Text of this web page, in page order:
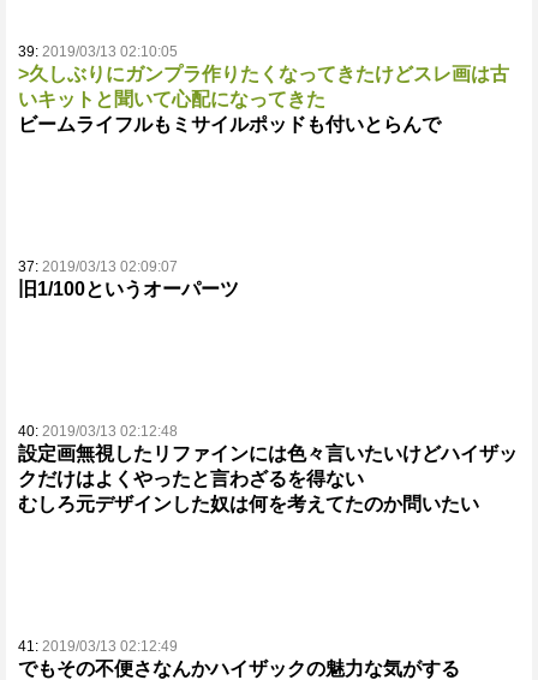
39: 2019/03/13 02:10:05
>久しぶりにガンプラ作りたくなってきたけどスレ画は古
いキットと聞いて心配になってきた
ビームライフルもミサイルポッドも付いとらんで
37: 2019/03/13 02:09:07
旧1/100というオーパーツ
40: 2019/03/13 02:12:48
設定画無視したリファインには色々言いたいけどハイザッ
クだけはよくやったと言わざるを得ない
むしろ元デザインした奴は何を考えてたのか問いたい
41: 2019/03/13 02:12:49
でもその不便さなんかハイザックの魅力な気がする